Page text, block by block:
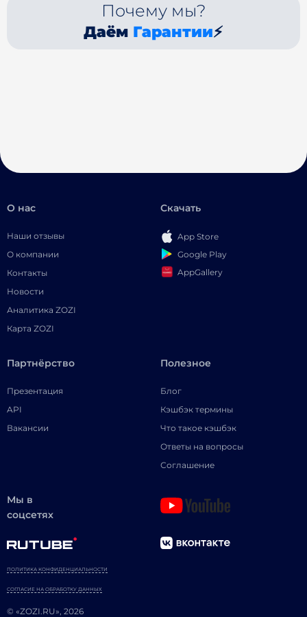
Почему мы?
Даём Гарантии⚡
О нас
Наши отзывы
О компании
Контакты
Новости
Аналитика ZOZI
Карта ZOZI
Скачать
App Store
Google Play
AppGallery
Партнёрство
Презентация
API
Вакансии
Полезное
Блог
Кэшбэк термины
Что такое кэшбэк
Ответы на вопросы
Соглашение
Мы в
соцсетях
© «ZOZI.RU», 2026
ПОЛИТИКА КОНФИДЕНЦИАЛЬНОСТИ
СОГЛАСИЕ НА ОБРАБОТКУ ДАННЫХ